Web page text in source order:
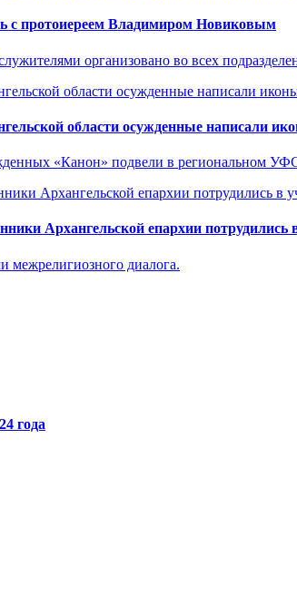
с протоиереем Владимиром Новиковым
организовано во всех
области осужденные написали
«Канон» подвели в региональном
Архангельской епархии
межрелигиозного диалога.
года